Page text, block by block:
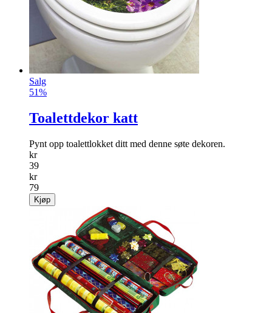
Salg
51%
Toalettdekor katt
Pynt opp toalettlokket ditt med denne søte dekoren.
kr
39
kr
79
Kjøp